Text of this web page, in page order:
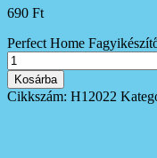
690 Ft
Perfect Home
Kosárba
Cikkszám: H12022